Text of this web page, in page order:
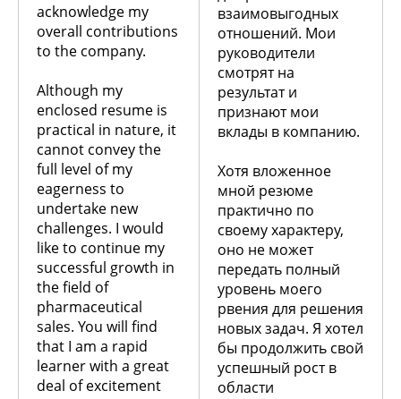
acknowledge my
overall contributions
to the company.
Although my
enclosed resume is
practical in nature, it
cannot convey the
full level of my
eagerness to
undertake new
challenges. I would
like to continue my
successful growth in
the field of
pharmaceutical
sales. You will find
that I am a rapid
learner with a great
deal of excitement
взаимовыгодных
отношений. Мои
руководители
смотрят на
результат и
признают мои
вклады в компанию.
Хотя вложенное
мной резюме
практично по
своему характеру,
оно не может
передать полный
уровень моего
рвения для решения
новых задач. Я хотел
бы продолжить свой
успешный рост в
области